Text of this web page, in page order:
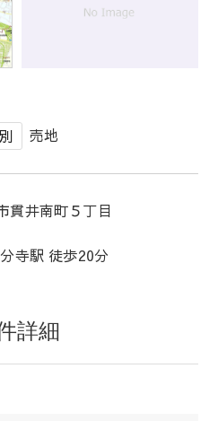
1/
売地
貫井南町５丁目
寺駅 徒歩20分
詳細